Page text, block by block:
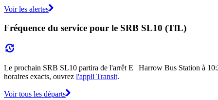
Voir les alertes
Fréquence du service pour le SRB SL10 (TfL)
Le prochain SRB SL10 partira de l'arrêt E | Harrow Bus Station à
horaires exacts, ouvrez l'appli Transit.
Voir tous les départs